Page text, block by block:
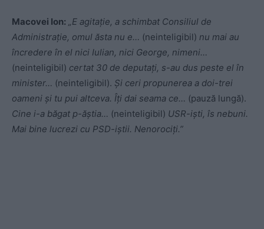
Macovei Ion: „E agitație, a schimbat Consiliul de
Administrație, omul ăsta nu e… (neinteligibil) nu mai au
încredere în el nici Iulian, nici George, nimeni…
(neinteligibil) certat 30 de deputați, s-au dus peste el în
minister… (neinteligibil). Și ceri propunerea a doi-trei
oameni și tu pui altceva. Îți dai seama ce… (pauză lungă).
Cine i-a băgat p-ăștia… (neinteligibil) USR-iști, îs nebuni.
Mai bine lucrezi cu PSD-iștii. Nenorociți.”